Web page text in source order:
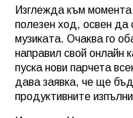
Изглежда към
полезен ход, освен да
музиката. Очаква го
направил свой онлайн
пуска нови парчета
дава заявка, че ще
продуктивните